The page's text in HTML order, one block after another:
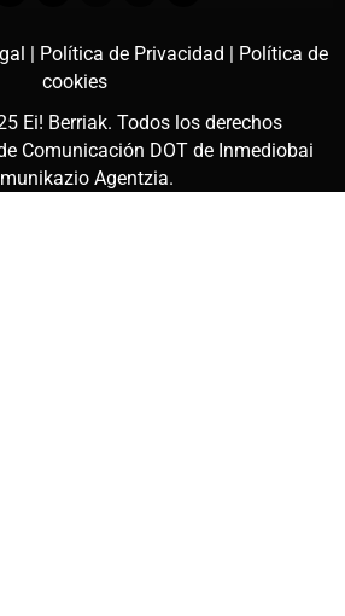
| Política de Privacidad | Política de
cookies
Ei! Berriak. Todos los derechos
Comunicación DOT de Inmediobai
Agentzia.